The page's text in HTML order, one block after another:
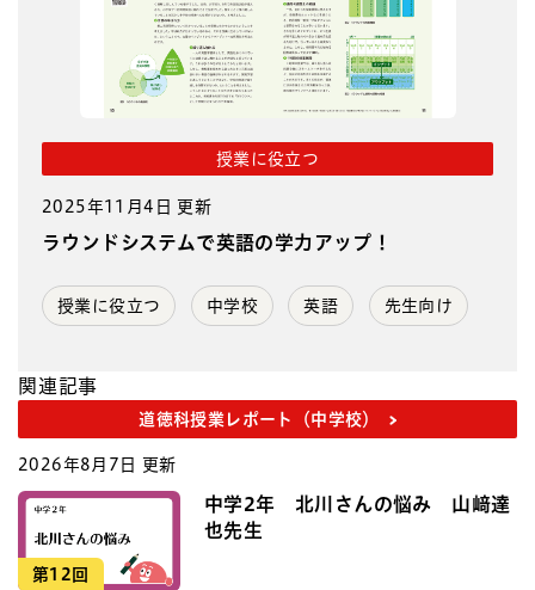
授業に役立つ
2025年11月4日 更新
ラウンドシステムで英語の学力アップ！
授業に役立つ 中学校 英語 先生向け
関連記事
道徳科授業レポート（中学校）
2026年8月7日 更新
第12回
中学2年 北川さんの悩み 山﨑達
也先生